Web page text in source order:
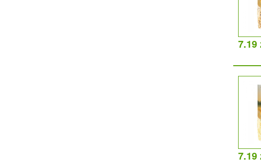
7.19
7.19